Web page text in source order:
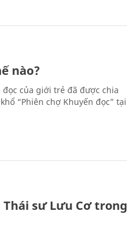
nào?
đọc của giới trẻ đã được chia
“Phiên chợ Khuyến đọc” tại
sư Lưu Cơ trong